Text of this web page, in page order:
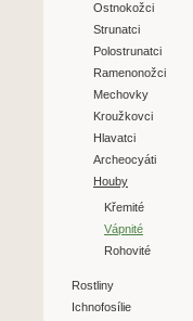
Ostnokožci
Strunatci
Polostrunatci
Ramenonožci
Mechovky
Kroužkovci
Hlavatci
Archeocyáti
Houby
Křemité
Vápnité
Rohovité
Rostliny
Ichnofosílie